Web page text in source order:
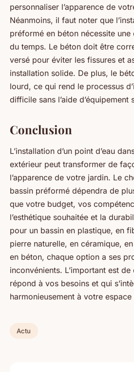
personnaliser l’apparence de
Néanmoins, il faut noter que
préformé en béton nécessite
du temps. Le béton doit être
versé pour éviter les fissures et
installation solide. De plus, le
lourd, ce qui rend le processus
difficile sans l’aide d’équipement
Conclusion
L’installation d’un point d’eau
extérieur peut transformer de
l’apparence de votre jardin. Le
bassin préformé dépendra de
que votre budget, vos
l’esthétique souhaitée et la
pour un bassin en plastique, en
pierre naturelle, en céramique,
en béton, chaque option a ses
inconvénients. L’important est
répond à vos besoins et qui
harmonieusement à votre espace
Actu